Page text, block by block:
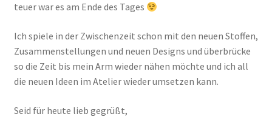
teuer war es am Ende des Tages
Ich spiele in der Zwischenzeit schon mit den neuen Stoffen,
Zusammenstellungen und neuen Designs und überbrücke
so die Zeit bis mein Arm wieder nähen möchte und ich all
die neuen Ideen im Atelier wieder umsetzen kann.
Seid für heute lieb gegrüßt,